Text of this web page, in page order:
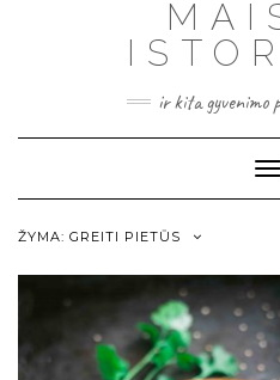
ir kita gyvenimo
ŽYMA: GREITI PIETŪS